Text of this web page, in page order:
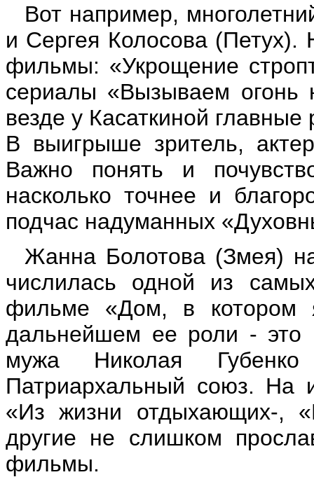
Вот например,
и Сергея Колосова (Петух).
фильмы: «Укрощение
сериалы «Вызываем огонь
везде у Касаткиной
В выигрыше зритель,
Важно понять и
насколько точнее и
подчас надуманных
Жанна Болотова (Змея)
числилась одной из
фильме «Дом, в
дальнейшем ее роли - это
мужа Николая
Патриархальный союз. На
«Из жизни отдыхающих-,
другие не слишком
фильмы.